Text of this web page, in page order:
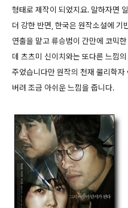
형태로 제작이 되었지요. 말하자면
더 강한 반면, 한국은 원작소설에 기
연출을 맡고 류승범이 간만에 코믹
데 츠츠미 신이치와는 또다른 느낌
주었습니다만 원작의 천재 물리학
버려 조금 아쉬운 느낌을 줍니다.